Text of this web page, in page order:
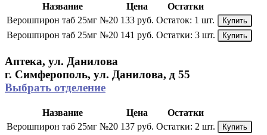
Название Цена
Остатки
Верошпирон таб 25мг №20 133 руб. Остаток: 1 шт. Купить
Верошпирон таб 25мг №20 141 руб. Остатки: 3 шт. Купить
Аптека, ул. Данилова
г. Симферополь, ул. Данилова, д 55
Выбрать отделение
Название Цена
Остатки
Верошпирон таб 25мг №20 137 руб. Остатки: 2 шт. Купить